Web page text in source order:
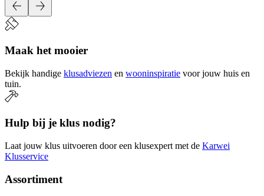
Maak het mooier
Bekijk handige klusadviezen en wooninspiratie voor jouw huis en
tuin.
Hulp bij je klus nodig?
Laat jouw klus uitvoeren door een klusexpert met de Karwei
Klusservice
Assortiment